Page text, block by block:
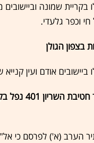
בקריית שמונה וביישובים
חי וכפר גלעדי.
ביישובים אודם ועין
19:10 - מפקד
הערב (א') לפרסם כי